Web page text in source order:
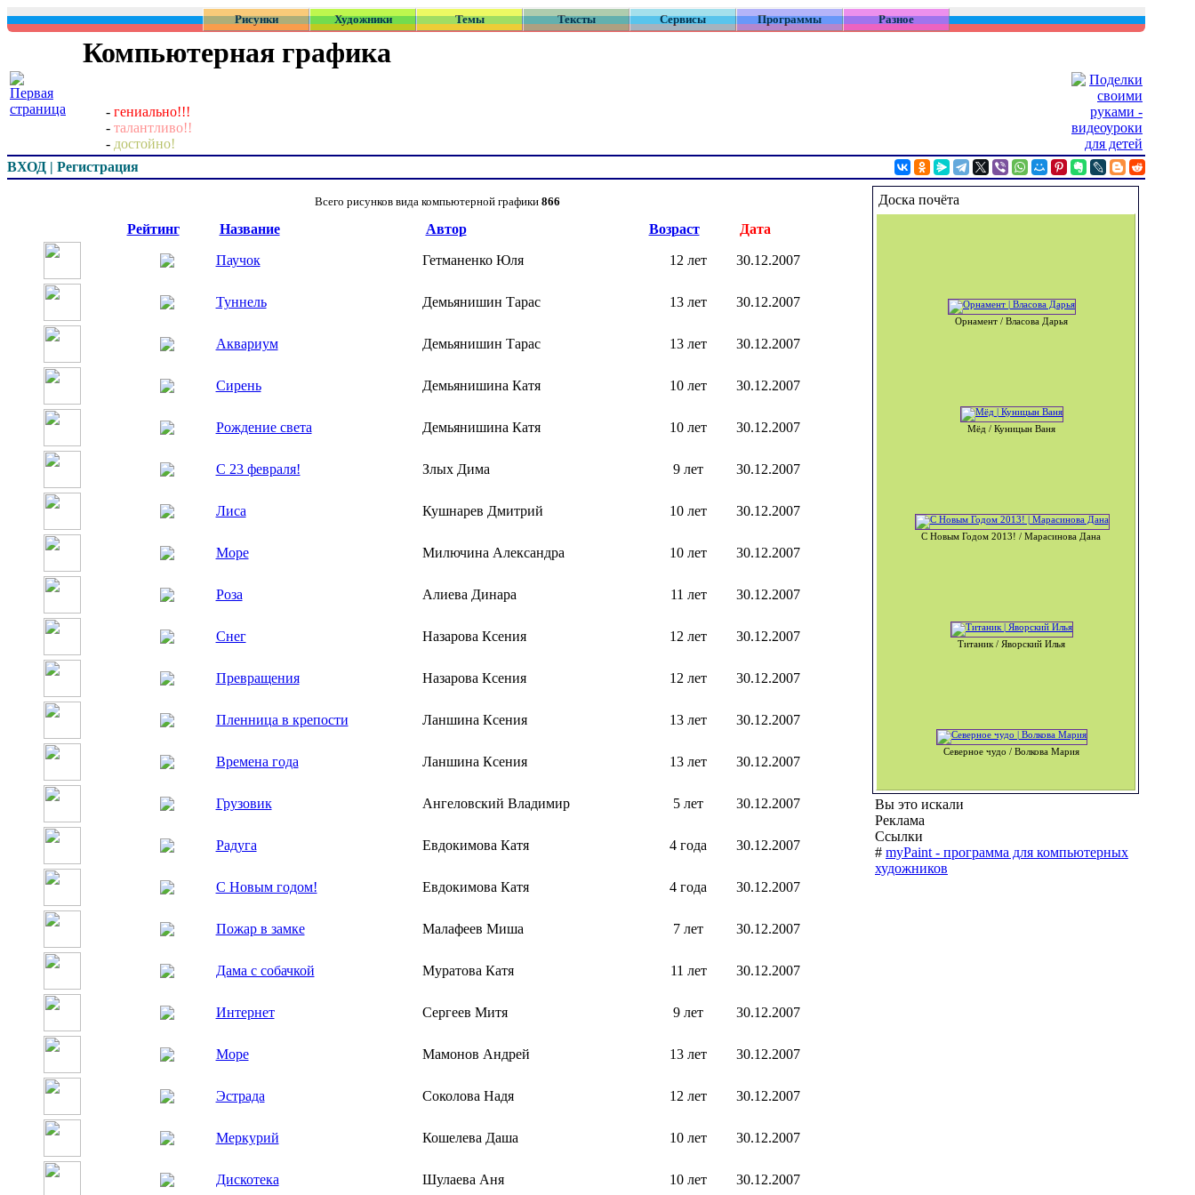
Рисунки Художники Темы Тексты Сервисы Программы Разное
Компьютерная графика
- гениально!!!
- талантливо!!
- достойно!
ВХОД | Регистрация
Всего рисунков вида компьютерной графики 866
Рейтинг Название Автор Возраст Дата
Паучок Гетманенко Юля 12 лет 30.12.2007
Туннель Демьянишин Тарас 13 лет 30.12.2007
Аквариум Демьянишин Тарас 13 лет 30.12.2007
Сирень Демьянишина Катя 10 лет 30.12.2007
Рождение света Демьянишина Катя 10 лет 30.12.2007
С 23 февраля! Злых Дима 9 лет 30.12.2007
Лиса Кушнарев Дмитрий 10 лет 30.12.2007
Море Милючина Александра 10 лет 30.12.2007
Роза Алиева Динара 11 лет 30.12.2007
Снег Назарова Ксения 12 лет 30.12.2007
Превращения Назарова Ксения 12 лет 30.12.2007
Пленница в крепости Ланшина Ксения 13 лет 30.12.2007
Времена года Ланшина Ксения 13 лет 30.12.2007
Грузовик Ангеловский Владимир 5 лет 30.12.2007
Радуга Евдокимова Катя 4 года 30.12.2007
С Новым годом! Евдокимова Катя 4 года 30.12.2007
Пожар в замке Малафеев Миша 7 лет 30.12.2007
Дама с собачкой Муратова Катя 11 лет 30.12.2007
Интернет Сергеев Митя 9 лет 30.12.2007
Море Мамонов Андрей 13 лет 30.12.2007
Эстрада Соколова Надя 12 лет 30.12.2007
Меркурий Кошелева Даша 10 лет 30.12.2007
Дискотека Шулаева Аня 10 лет 30.12.2007
Доска почёта
Орнамент / Власова Дарья
Мёд / Куницын Ваня
C Новым Годом 2013! / Марасинова Дана
Титаник / Яворский Илья
Северное чудо / Волкова Мария
Вы это искали
Реклама
Ссылки
# myPaint - программа для компьютерных
художников